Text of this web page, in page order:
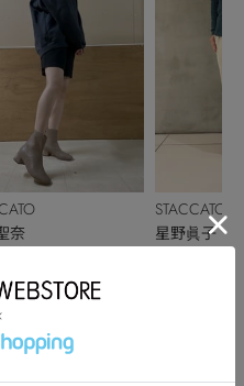
奈
STACCATO
星野眞子
クしている商品